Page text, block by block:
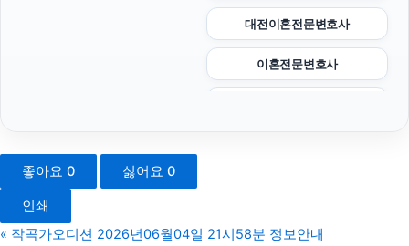
대전이혼전문변호사
이혼전문변호사
좋아요 0 싫어요 0
인쇄
« 작곡가오디션 2026년06월04일 21시58분 정보안내